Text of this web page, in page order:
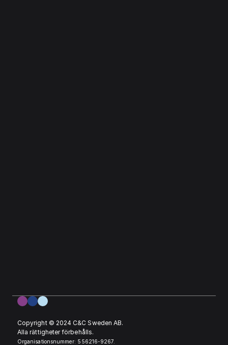
Copyright © 2024 C&C Sweden AB.
Alla rättigheter förbehålls.
Organisationsnummer: 556216-9267.